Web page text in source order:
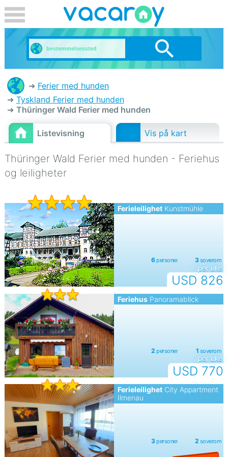
Ferier med hunden
Tyskland Ferier med hunden
Thüringer Wald Ferier med hunden
Listevisning Vis på kart
Thüringer Wald Ferier med hunden - Feriehus
og leiligheter
FerieleilighetKunstmühle
USD 826
per uke
FeriehusPanoramablick
USD 770
per uke
FerieleilighetCity Appartment
Ilmenau